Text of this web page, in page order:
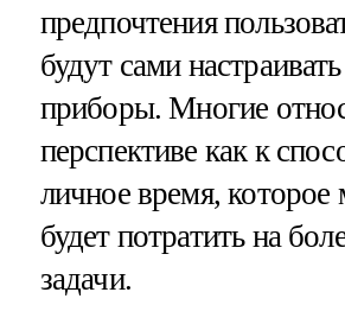
предпочтения
будут сами
приборы. Многие
перспективе как к
личное время,
будет потратить на
задачи.